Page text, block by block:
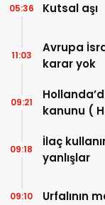
Kutsal aşı
05:36
Avrupa
karar yok
11:03
kanunu (
09:21
İlaç
yanlışlar
09:18
Urfalının
09:10